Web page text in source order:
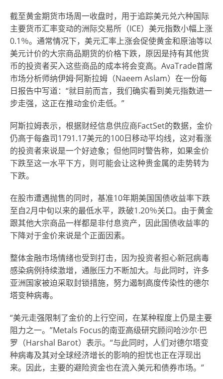
截至黄金期货市场周一收盘时，用于追踪美元兑六种国际
主要货币汇率变动的洲际交易所（ICE）美元指数小幅上涨
0.1％。通常情况下，美元汇率上涨会促使黄金和原油等以
美元计价的大宗商品期货的价格下跌，原因是持有其他货
币的投资者买入这些商品的成本将会变高。AvaTrade首席
市场分析师纳伊姆·阿斯拉姆（Naeem Aslam）在一份每
日报告中写道：“就目前而言，我们确实看到美元指数进一
步走强，这正在推动金价走低。”
阿斯拉姆表示，根据财经信息供应商FactSet的数据，金价
仍高于每盎司1791.17美元的100日移动平均线，这对看涨
的投资者来说是一个好迹象；但他同时警告称，如果金价
下跌至这一水平下方，则可能会让这种贵金属的走势转为
下跌。
在股市遭遇抛售的同时，基准10年期美国国债收益率下跌
至自2月中旬以来的最低水平，跌破1.20％关口。由于黄金
跟其他大宗商品一样都是非付息资产，因此国债收益率的
下降对于金价来说是个正面因素。
整体金融市场情绪也受到打击，因为投资者担心新冠病毒
感染病例持续激增，通胀压力不断加大。与此同时，许多
亚洲国家被迫采取封锁措施，努力遏制高度传染性的德尔
塔变种病毒。
“美元走强限制了金价的上行空间，在某种程度上仍是主要
阻力之一。”Metals Focus的南亚高级研究顾问哈沙尔·巴
罗（Harshal Barot）表示。“与此同时，人们对德尔塔变
种病毒及其对全球经济增长的影响的担忧也正在浮现出
来。因此，主要的避险资金也在流入美元和债券市场。”